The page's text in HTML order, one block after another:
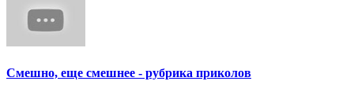
Смешно, еще смешнее - рубрика приколов